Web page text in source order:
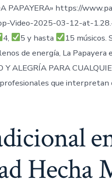
PAPAYERA» https://
Video-2025-03-12-at-
4, 5 y hasta
15 músicos.
de energía, La Papayera
ALEGRÍA PARA
que interpretan
Hecha